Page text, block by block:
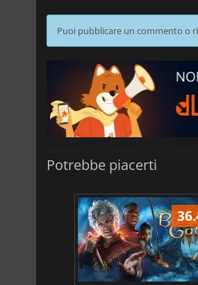
Puoi pubblicare un commento o
Potrebbe piacerti